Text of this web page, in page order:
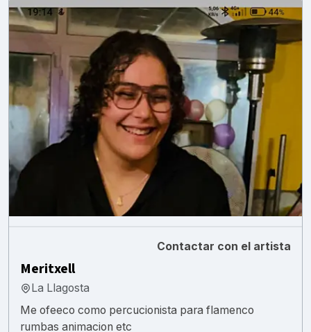
Contactar con el artista
Meritxell
La Llagosta
Me ofeeco como percucionista para flamenco
rumbas animacion etc